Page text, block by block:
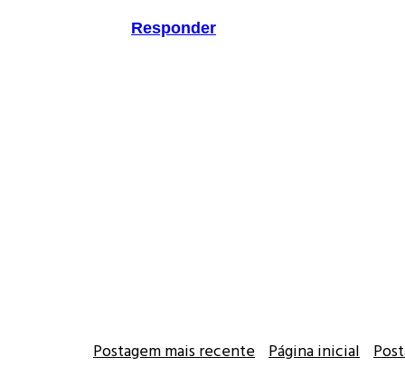
Responder
Postagem mais recente Página inicial